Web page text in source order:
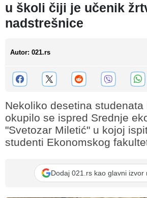
u školi čiji je učenik
nadstrešnice
Autor: 021.rs
Nekoliko desetina studenata
okupilo se ispred Srednje
"Svetozar Miletić" u kojoj
studenti Ekonomskog
Dodaj 021.rs kao glavni izvor